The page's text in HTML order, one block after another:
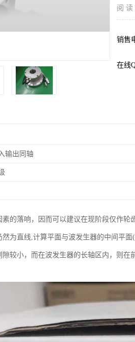
阅 读
销售
在线
输出同轴
素的落响，因而可以建议在现阶段仅作
然为直线,计算平面与波发生器的中间平
隙较小，而在波发生器的长轴区内，则